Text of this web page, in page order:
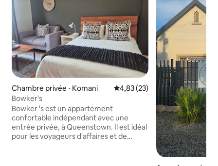
Chambre privée ⋅ Komani Évaluation moyenne sur la
4,83 (23)
Bowker's
Bowker 's est un appartement
confortable indépendant avec une
entrée privée, à Queenstown. Il est idéal
pour les voyageurs d'affaires et de